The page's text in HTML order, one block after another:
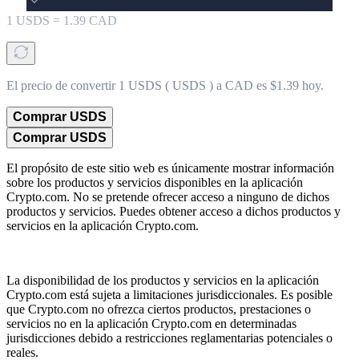
1 USDS = 1.39 CAD
El precio de convertir 1 USDS ( USDS ) a CAD es $1.39 hoy.
Comprar USDS
Comprar USDS
El propósito de este sitio web es únicamente mostrar información
sobre los productos y servicios disponibles en la aplicación
Crypto.com. No se pretende ofrecer acceso a ninguno de dichos
productos y servicios. Puedes obtener acceso a dichos productos y
servicios en la aplicación Crypto.com.
La disponibilidad de los productos y servicios en la aplicación
Crypto.com está sujeta a limitaciones jurisdiccionales. Es posible
que Crypto.com no ofrezca ciertos productos, prestaciones o
servicios no en la aplicación Crypto.com en determinadas
jurisdicciones debido a restricciones reglamentarias potenciales o
reales.